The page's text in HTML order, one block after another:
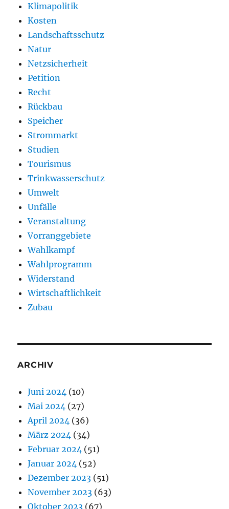
Klimapolitik
Kosten
Landschaftsschutz
Natur
Netzsicherheit
Petition
Recht
Rückbau
Speicher
Strommarkt
Studien
Tourismus
Trinkwasserschutz
Umwelt
Unfälle
Veranstaltung
Vorranggebiete
Wahlkampf
Wahlprogramm
Widerstand
Wirtschaftlichkeit
Zubau
ARCHIV
Juni 2024 (10)
Mai 2024 (27)
April 2024 (36)
März 2024 (34)
Februar 2024 (51)
Januar 2024 (52)
Dezember 2023 (51)
November 2023 (63)
Oktober 2023 (67)